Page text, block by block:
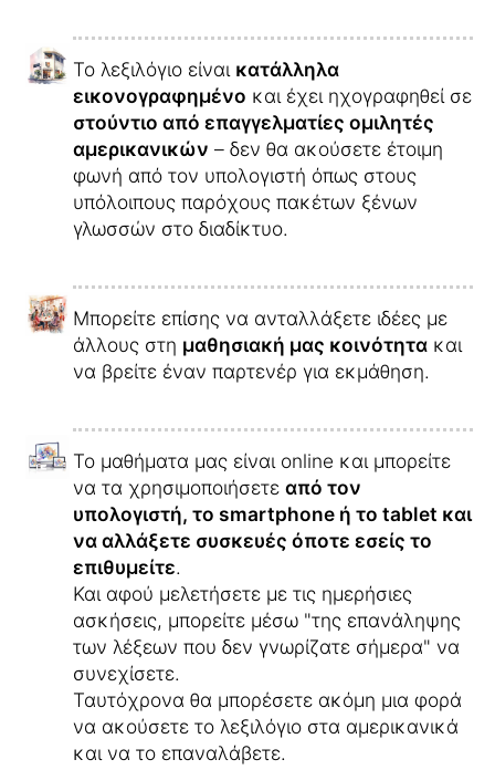
Το λεξιλόγιο είναι κατάλληλα
εικονογραφημένο και έχει ηχογραφηθεί σε
στούντιο από επαγγελματίες ομιλητές
αμερικανικών – δεν θα ακούσετε έτοιμη
φωνή από τον υπολογιστή όπως στους
υπόλοιπους παρόχους πακέτων ξένων
γλωσσών στο διαδίκτυο.
Μπορείτε επίσης να ανταλλάξετε ιδέες με
άλλους στη μαθησιακή μας κοινότητα και
να βρείτε έναν παρτενέρ για εκμάθηση.
Το μαθήματα μας είναι online και μπορείτε
να τα χρησιμοποιήσετε από τον
υπολογιστή, το smartphone ή το tablet και
να αλλάξετε συσκευές όποτε εσείς το
επιθυμείτε.
Και αφού μελετήσετε με τις ημερήσιες
ασκήσεις, μπορείτε μέσω "της επανάληψης
των λέξεων που δεν γνωρίζατε σήμερα" να
συνεχίσετε.
Ταυτόχρονα θα μπορέσετε ακόμη μια φορά
να ακούσετε το λεξιλόγιο στα αμερικανικά
και να το επαναλάβετε.